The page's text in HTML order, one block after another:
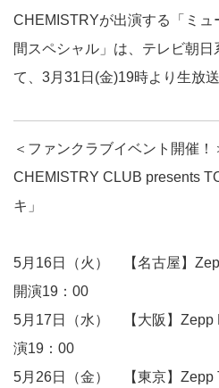
CHEMISTRYが出演する「ミ
間スペシャル」は、テレビ朝
て、3月31日(金)19時より生放送
＜ファンクラブイベント開催！
CHEMISTRY CLUB presents
キ」
5月16日（火） 【名古屋】
開演19：00
5月17日（水） 【大阪】
演19：00
5月26日（金） 【東京】